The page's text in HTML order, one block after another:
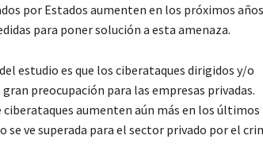
por Estados aumenten en los próximos
para poner solución a esta amenaza.
estudio es que los ciberataques dirigidos y/o
preocupación para las empresas privadas.
ciberataques aumenten aún más en los últimos
se ve superada para el sector privado por el